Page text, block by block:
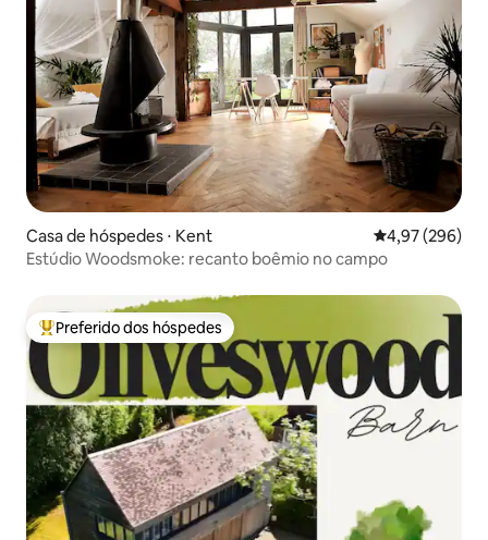
Casa de hóspedes ⋅ Kent 4,97 de uma
4,97 (296)
Estúdio Woodsmoke: recanto boêmio no campo
Entre os melhores preferidos dos hóspedes
Preferido dos hóspedes